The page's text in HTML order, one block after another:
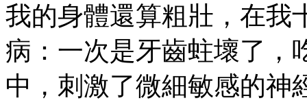
我的身體還算粗壯，在我
病：一次是牙齒蛀壞了，
中，刺激了微細敏感的神